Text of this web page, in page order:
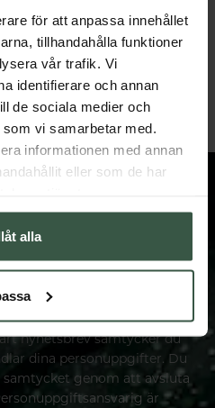
för att anpassa innehållet
tillhandahålla funktioner
vår trafik. Vi
identifierare och annan
de sociala medier och
vi samarbetar med.
informationen med annan
eller som de har
alla
Benbuljong Gräsbetad Ekonomipack 2x500g Benbuljong Gräsbetad
Great Essentials
LÄGG I VARUKORGEN
och få spännande
erbjudanden.
nyhetsbrev samtycker du
dina personuppgifter. Du
genom att avsluta
är